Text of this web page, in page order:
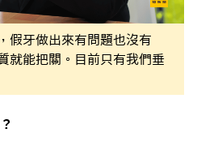
假牙做出來有問題也沒有
就能把關。目前只有我們垂